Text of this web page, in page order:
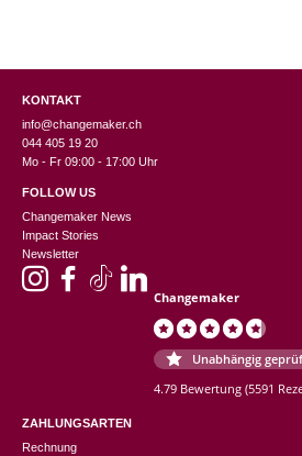
KONTAKT
info@changemaker.ch
044 405 19 20
Mo - Fr 09:00 - 17:00 Uhr
FOLLOW US
Changemaker News
Impact Stories
Newsletter
Changemaker
Unabhängig
4.79 Bewertung (5591
ZAHLUNGSARTEN
Rechnung